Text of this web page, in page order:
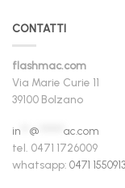
CONTATTI
flashmac.com
Via Marie Curie 11
39100 Bolzano
in @
ac.com
tel. 0471 1726009
whatsapp: 0471 1550913